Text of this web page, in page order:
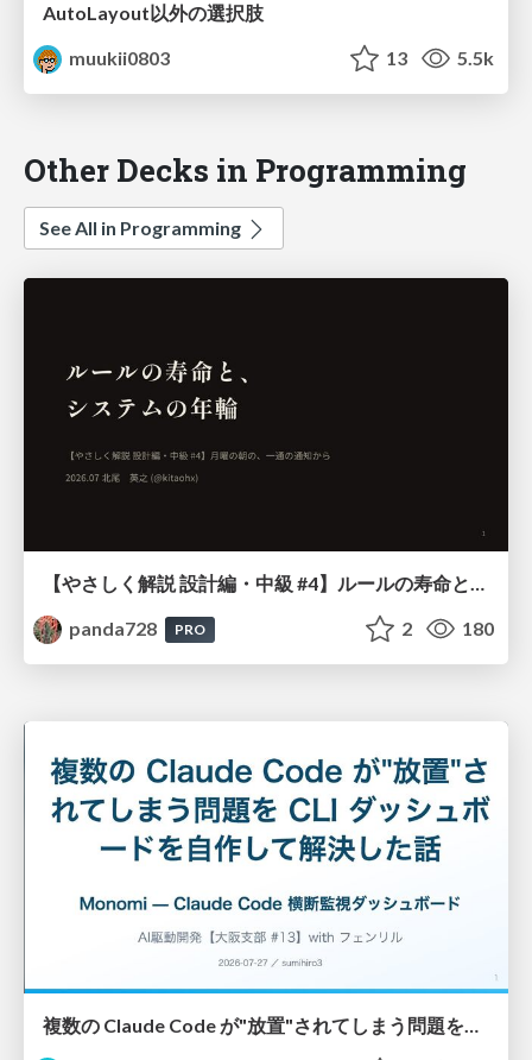
AutoLayout以外の選択肢
muukii0803
13 5.5k
Other Decks in Programming
See All in Programming
panda728
PRO 2 180
複数の Claude Code が"放置"されてしまう問題をCLI ダッシュボードを自作して解決した話